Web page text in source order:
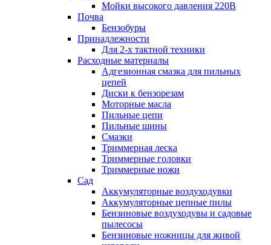
Мойки высокого давления 220В
Почва
Бензобуры
Принадлежности
Для 2-х тактной техники
Расходные материалы
Адгезионная смазка для пильных
цепей
Диски к бензорезам
Моторные масла
Пильные цепи
Пильные шины
Смазки
Триммерная леска
Триммерные головки
Триммерные ножи
Сад
Аккумуляторные воздуходувки
Аккумуляторные цепные пилы
Бензиновые воздуходувы и садовые
пылесосы
Бензиновые ножницы для живой